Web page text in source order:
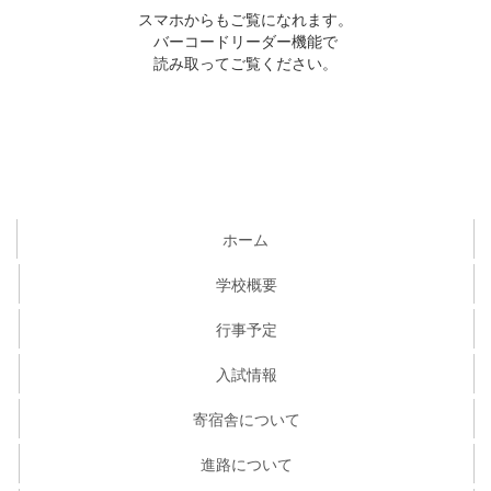
スマホからもご覧になれます。
バーコードリーダー機能で
読み取ってご覧ください。
ホーム
学校概要
行事予定
入試情報
寄宿舎について
進路について